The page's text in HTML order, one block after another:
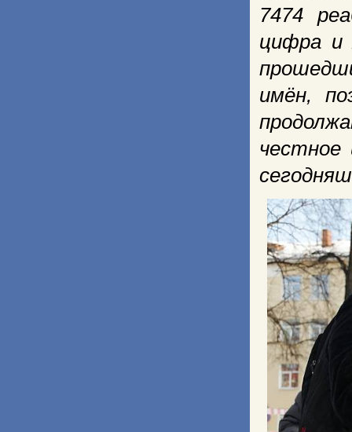
7474
цифра и
имён,